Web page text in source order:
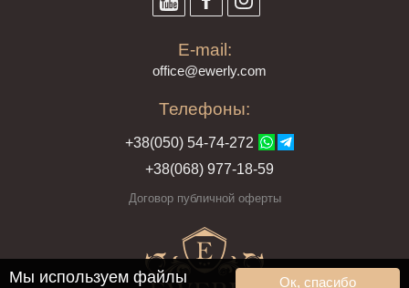
E-mail:
office@ewerly.com
Телефоны:
+38(050) 54-74-272
+38(068) 977-18-59
Договор публичной оферты
Ок, спасибо
Мы используем файлы